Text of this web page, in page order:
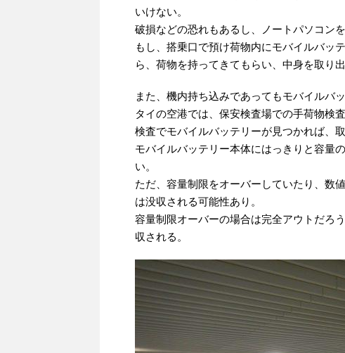
いけない。
破損などの恐れもあるし、ノートパソコン
もし、搭乗口で預け荷物内にモバイルバッ
ら、荷物を持ってきてもらい、中身を取り
また、機内持ち込みであってもモバイルバ
タイの空港では、保安検査場での手荷物検
検査でモバイルバッテリーが見つかれば、
モバイルバッテリー本体にはっきりと容量
い。
ただ、容量制限をオーバーしていたり、数
は没収される可能性あり。
容量制限オーバーの場合は完全アウトだろ
収される。